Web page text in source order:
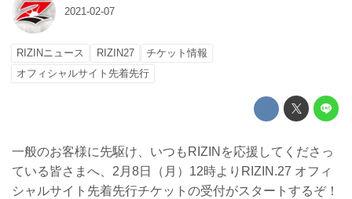
2021-02-07
RIZINニュース RIZIN27
チケット情報
オフィシャルサイト先着先行
一般のお客様に先駆け、いつもRIZINを応援してくださっ
ている皆さまへ、2月8日（月）12時よりRIZIN.27 オフィ
シャルサイト先着先行チケットの受付がスタートするぞ！